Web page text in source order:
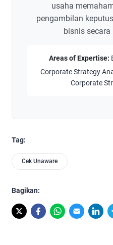
usaha
pengambilan
bisnis secara
Areas of Expertise:
Corporate Strategy
Corporate
Tag:
Cek Unaware
Bagikan: